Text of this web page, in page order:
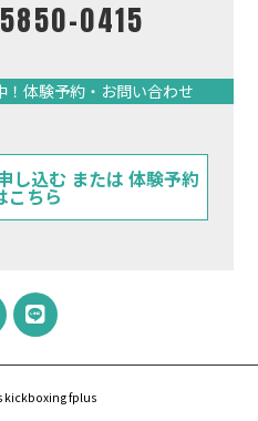
0415
体験予約・お問い合わせ
し込む または 体験予約
こちら
kickboxing fplus